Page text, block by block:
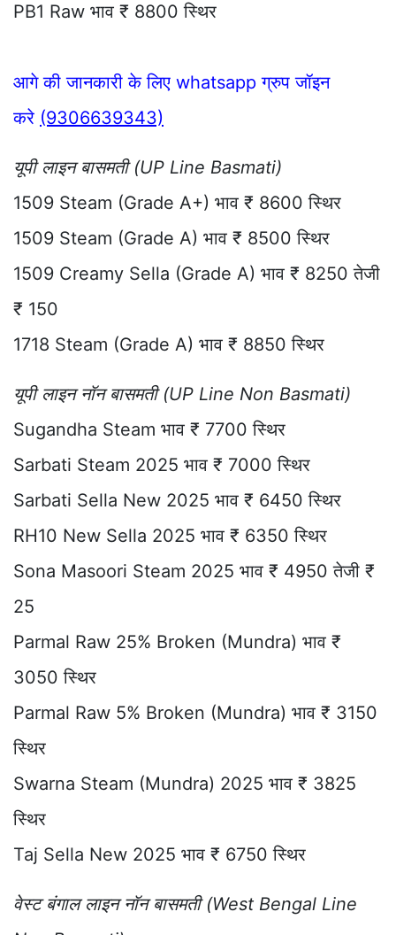
PB1 Raw भाव ₹ 8800 स्थिर
आगे की जानकारी के लिए whatsapp ग्रुप जॉइन
करे (9306639343)
यूपी लाइन बासमती (UP Line Basmati)
1509 Steam (Grade A+) भाव ₹ 8600 स्थिर
1509 Steam (Grade A) भाव ₹ 8500 स्थिर
1509 Creamy Sella (Grade A) भाव ₹ 8250 तेजी
₹ 150
1718 Steam (Grade A) भाव ₹ 8850 स्थिर
यूपी लाइन नॉन बासमती (UP Line Non Basmati)
Sugandha Steam भाव ₹ 7700 स्थिर
Sarbati Steam 2025 भाव ₹ 7000 स्थिर
Sarbati Sella New 2025 भाव ₹ 6450 स्थिर
RH10 New Sella 2025 भाव ₹ 6350 स्थिर
Sona Masoori Steam 2025 भाव ₹ 4950 तेजी ₹
25
Parmal Raw 25% Broken (Mundra) भाव ₹
3050 स्थिर
Parmal Raw 5% Broken (Mundra) भाव ₹ 3150
स्थिर
Swarna Steam (Mundra) 2025 भाव ₹ 3825
स्थिर
Taj Sella New 2025 भाव ₹ 6750 स्थिर
वेस्ट बंगाल लाइन नॉन बासमती (West Bengal Line